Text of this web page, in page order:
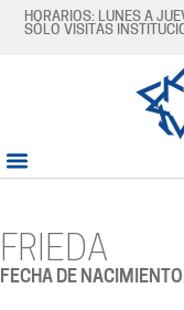
HORARIOS: LUNES A
SÓLO VISITAS
FRIEDA
FECHA DE